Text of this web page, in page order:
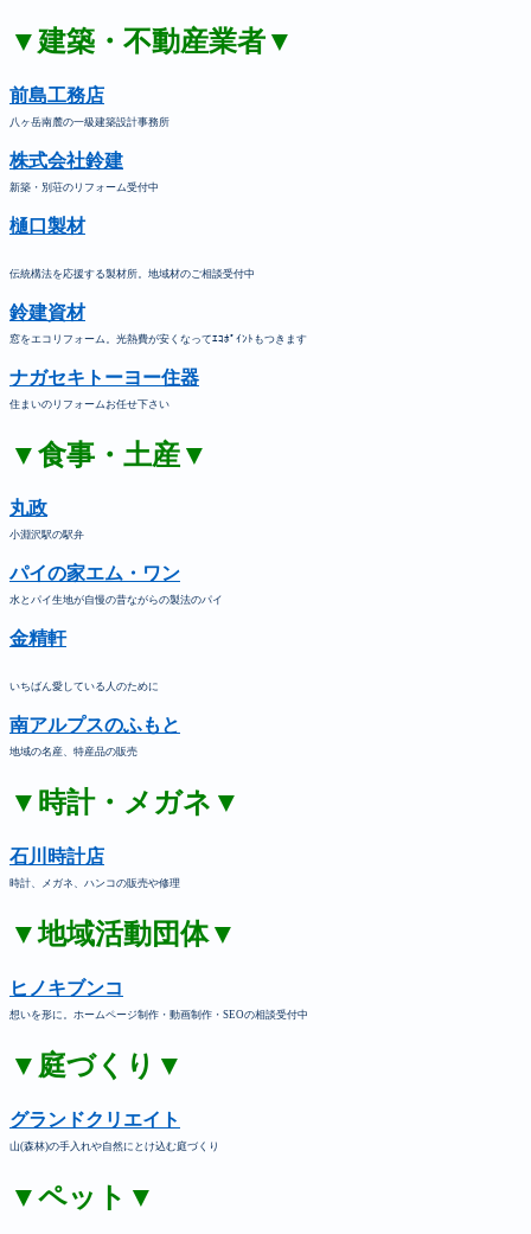
▼建築・不動産業者▼
前島工務店
八ヶ岳南麓の一級建築設計事務所
株式会社鈴建
新築・別荘のリフォーム受付中
樋口製材
伝統構法を応援する製材所。地域材のご相談受付中
鈴建資材
窓をエコリフォーム。光熱費が安くなってｴｺﾎﾟｲﾝﾄもつきます
ナガセキトーヨー住器
住まいのリフォームお任せ下さい
▼食事・土産▼
丸政
小淵沢駅の駅弁
パイの家エム・ワン
水とパイ生地が自慢の昔ながらの製法のパイ
金精軒
いちばん愛している人のために
南アルプスのふもと
地域の名産、特産品の販売
▼時計・メガネ▼
石川時計店
時計、メガネ、ハンコの販売や修理
▼地域活動団体▼
ヒノキブンコ
想いを形に。ホームページ制作・動画制作・SEOの相談受付中
▼庭づくり▼
グランドクリエイト
山(森林)の手入れや自然にとけ込む庭づくり
▼ペット▼